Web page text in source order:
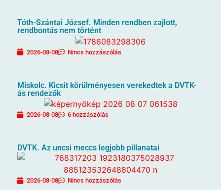
Tóth-Szántai József. Minden rendben zajlott,
rendbontás nem történt
2026-08-08 Nincs hozzászólás
Miskolc. Kicsit körülményesen verekedtek a DVTK-
ás rendezők
2026-08-08 6 hozzászólás
DVTK. Az uncsi meccs legjobb pillanatai
2026-08-08 Nincs hozzászólás